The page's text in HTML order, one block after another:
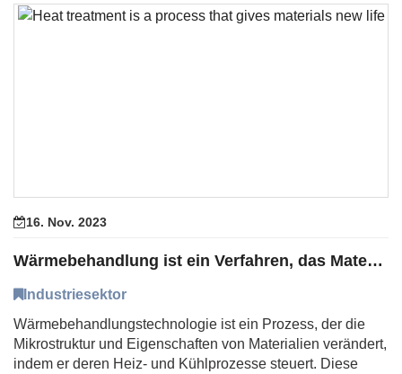
16. Nov. 2023
Wärmebehandlung ist ein Verfahren, das Materialien neues Leben einhaut
Industriesektor
Wärmebehandlungstechnologie ist ein Prozess, der die
Mikrostruktur und Eigenschaften von Materialien verändert,
indem er deren Heiz- und Kühlprozesse steuert. Diese